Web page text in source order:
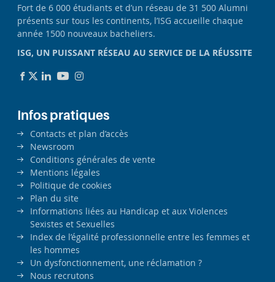
Fort de 6 000 étudiants et d’un réseau de 31 500 Alumni
présents sur tous les continents, l’ISG accueille chaque
année 1500 nouveaux bacheliers.
ISG, UN PUISSANT RÉSEAU AU SERVICE DE LA RÉUSSITE
Infos pratiques
Contacts et plan d’accès
Newsroom
Conditions générales de vente
Mentions légales
Politique de cookies
Plan du site
Informations liées au Handicap et aux Violences
Sexistes et Sexuelles
Index de l’égalité professionnelle entre les femmes et
les hommes
Un dysfonctionnement, une réclamation ?
Nous recrutons